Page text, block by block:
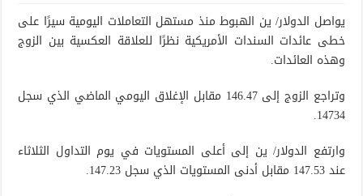
يواصل الدولار/ ين الهبوط منذ مستهل التعاملات اليومية سيرًا على
خطى عائدات السندات الأمريكية نظرًا للعلاقة العكسية بين الزوج
وهذه العائدات.
وتراجع الزوج إلى 146.47 مقابل الإغلاق اليومي الماضي الذي سجل
14734.
وارتفع الدولار/ ين إلى أعلى المستويات في يوم التداول الثلاثاء
عند 147.53 مقابل أدنى المستويات الذي سجل 147.23.